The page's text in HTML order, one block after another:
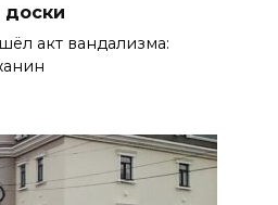
акт вандализма: